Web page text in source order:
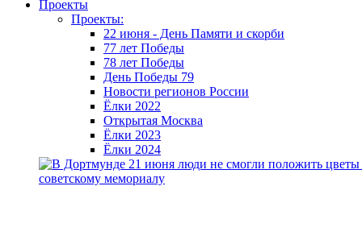
Проекты
Проекты:
22 июня - День Памяти и скорби
77 лет Победы
78 лет Победы
День Победы 79
Новости регионов России
Ёлки 2022
Открытая Москва
Ёлки 2023
Ёлки 2024